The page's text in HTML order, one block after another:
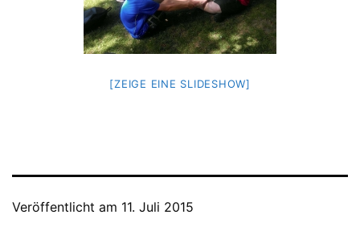
[ZEIGE EINE SLIDESHOW]
Veröffentlicht am 11. Juli 2015